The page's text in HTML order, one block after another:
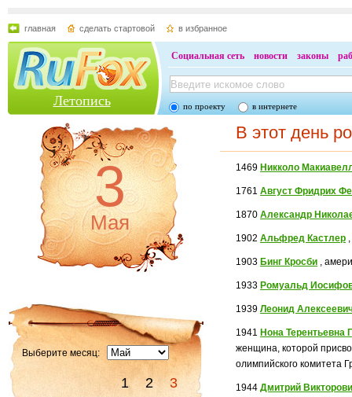
главная сделать стартовой в избранное
Летопись
Социальная сеть новости законы
по проекту в интернете
3
Мая
Выберите месяц:
1 2
3
В этот день
1469 Никколо
1761Август Фридрих
1870Александр
1902Альфред Кастлер
1903 Бинг Кросби ,
1933 Ромуальд
1939Леонид
1941 Нона Терентьевна
женщина, которой
олимпийского комитета
1944Дмитрий